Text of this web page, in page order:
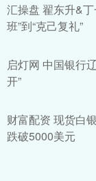
汇操盘 翟东升&
班”到“克己复礼”
启灯网 中国银行
开”
财富配资 现货白
跌破5000美元